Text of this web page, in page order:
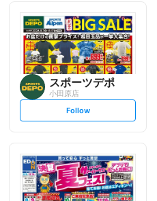
o
w
スポーツデポ
小田原店
s
t
l
o
w
Follow